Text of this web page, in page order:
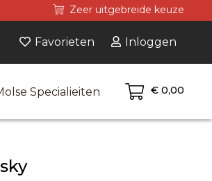
Zeer uitgebreide keuze
Favorieten Inloggen
Specialieiten € 0,00